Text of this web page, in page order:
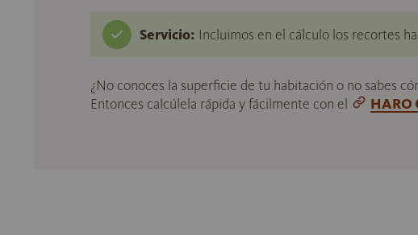
Servicio: Incluimos en el cálculo los recortes
¿No conoces la superficie de tu habitación o no sabes
Entonces calcúlela rápida y fácilmente con el
HARO